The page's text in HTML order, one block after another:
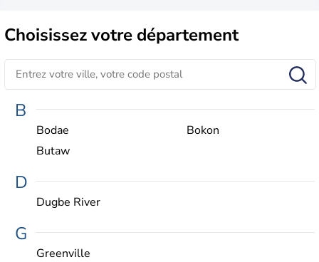
Choisissezvotre département
B
Bodae
Bokon
Butaw
D
Dugbe River
G
Greenville